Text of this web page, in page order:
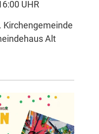
UHR
Kirchengemeinde
Alt